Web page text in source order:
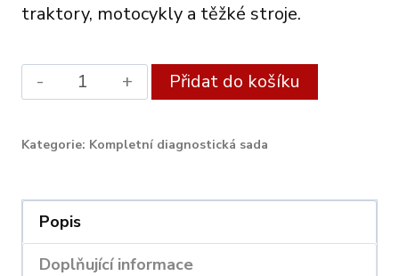
traktory, motocykly a těžké stroje.
Xdiag
Diagnostic
Set
quantity
Přidat do košíku
Kategorie: Kompletní diagnostická sada
Popis
Doplňující informace